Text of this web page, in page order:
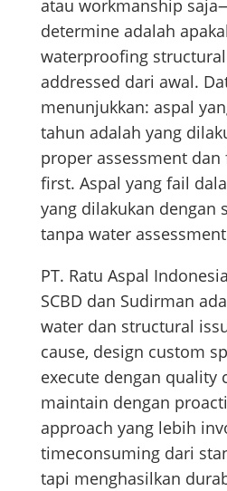
atau workmanship
determine adalah
waterproofing
addressed dari awal.
menunjukkan: aspal
tahun adalah yang
proper assessment
first. Aspal yang fail
yang dilakukan dengan
tanpa water
PT. Ratu Aspal
SCBD dan Sudirman
water dan structural
cause, design custom
execute dengan quality
maintain dengan
approach yang lebih
timeconsuming dari
tapi menghasilkan